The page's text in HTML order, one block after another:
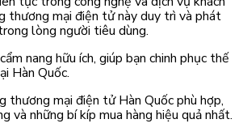
thương mại điện tử này duy trì và phát
lòng người tiêu dùng.
nang hữu ích, giúp bạn chinh phục thế
Hàn Quốc.
thương mại điện tử Hàn Quốc phù hợp,
và những bí kíp mua hàng hiệu quả nhất.